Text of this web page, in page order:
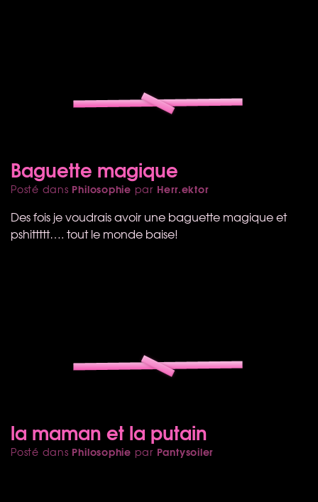
Baguette magique
Posté dans Philosophie par Herr.ektor
Des fois je voudrais avoir une baguette magique et
pshittttt…. tout le monde baise!
la maman et la putain
Posté dans Philosophie par Pantysoiler